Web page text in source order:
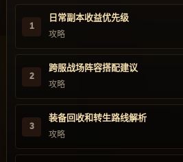
1
日常副本收益优先级
攻略
2
跨服战场阵容搭配建议
攻略
3
装备回收和转生路线解析
攻略